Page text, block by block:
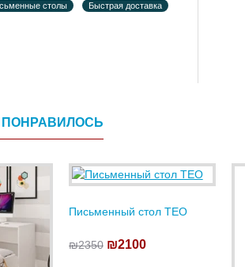
столы
Быстрая доставка
Письменный стол TEO
₪2350 ₪2100